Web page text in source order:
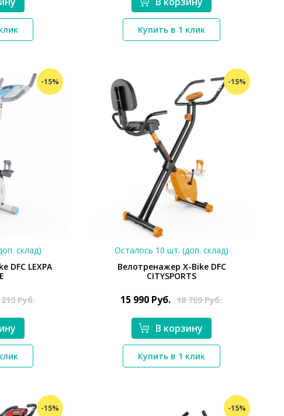
*}
Купить в 1 клик
-15%
склад)
DFC LEXPA
219Руб.
-15%
*}
Осталось 10 шт. (доп. склад)
Велотренажер X-Bike DFC
CITYSPORTS
15 990 Руб. 18 709Руб.
В корзину
Купить в 1 клик
-15% -15%